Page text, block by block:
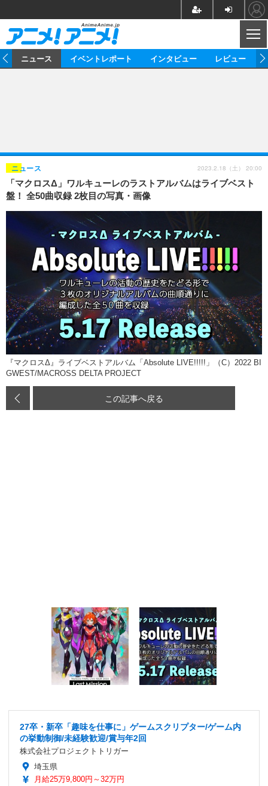
ゲーム グッズ
海外イベント ビジネス
俳優・タレント アーティスト
ビジネス
アニメ 実写
書評 イベント
ゲーム 座談会
動画
アニメ 映画/ドラマ
アニメ！アニメ！TV ABEMA Cafe
連載・コラム
ニュース イベントレポート インタビュー レビュー
「マクロスΔ」ワルキューレのラストアルバムはライブベスト
盤！ 全50曲収録 2枚目の写真・画像
ニュース 2023.2.18（土） 20:00
『マクロスΔ』ライブベストアルバム「Absolute LIVE!!!!!」（C）2022 BI
GWEST/MACROSS DELTA PROJECT
この記事へ戻る
27卒・新卒「趣味を仕事に」ゲームスクリプター/ゲーム内
の挙動制御/未経験歓迎/賞与年2回
株式会社プロジェクトトリガー
埼玉県
月給25万9,800円～32万円